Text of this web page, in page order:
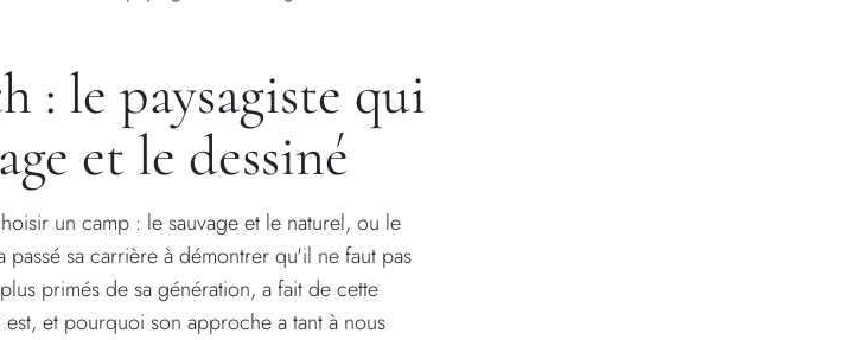
: le paysagiste qui
et le dessiné
un camp : le sauvage et le naturel, ou le
passé sa carrière à démontrer qu'il ne faut pas
primés de sa génération, a fait de cette
et pourquoi son approche a tant à nous